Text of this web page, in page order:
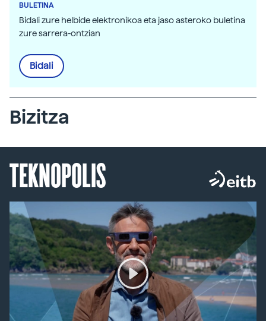
BULETINA
Bidali zure helbide elektronikoa eta jaso asteroko buletina
zure sarrera-ontzian
Bidali
Bizitza
TEKNOPOLIS